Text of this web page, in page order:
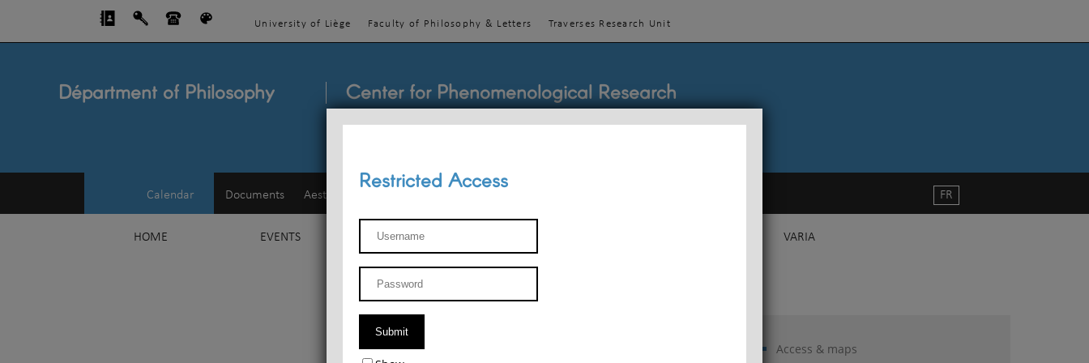
University of Liège Faculty of Philosophy & Letters Traverses Research Unit
Départment of Philosophy Center for Phenomenological Research
Calendar Documents Aesthetics
HOME EVENTS TEACHINGS VARIA
FR
Access & maps
Restricted Access